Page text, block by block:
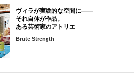
ヴィラが実験的な空間に――
それ自体が作品。
ある芸術家のアトリエ
Brute Strength